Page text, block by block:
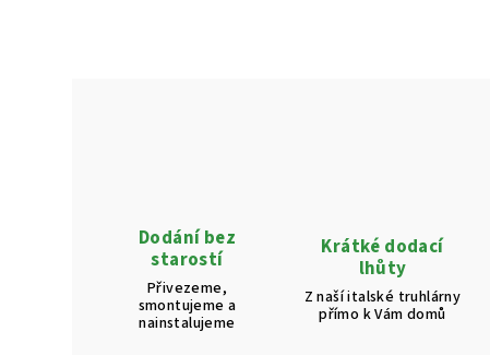
Dodání bez
starostí
Přivezeme,
smontujeme a
nainstalujeme
Krátké dodací
lhůty
Z naší italské truhlárny
přímo k Vám domů